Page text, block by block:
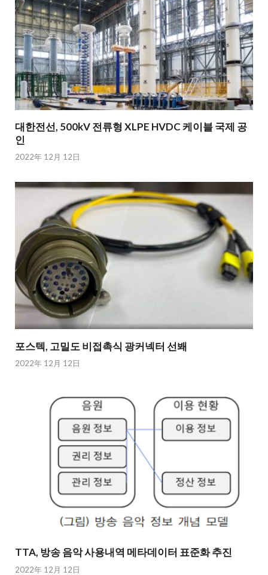
대한전선, 500kV 전류형 XLPE HVDC 케이블 국제 공
인
2022年 12月 12日
포스텍, 고밀도 비접촉식 광커넥터 선봬
2022年 12月 12日
TTA, 방송 음악 사용내역 메타데이터 표준화 추진
2022年 12月 12日